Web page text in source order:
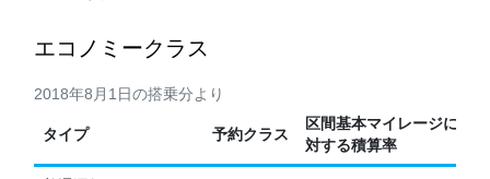
エコノミークラス
2018年8月1日の搭乗分より
タイプ 予約クラス
区間基本マイレージに
対する積算率